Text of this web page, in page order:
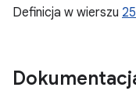
Definicja w wierszu